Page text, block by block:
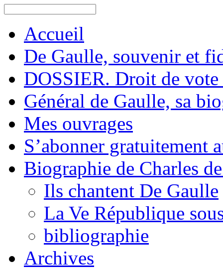
Accueil
De Gaulle, souvenir et
DOSSIER. Droit de vote
Général de Gaulle, sa
Mes ouvrages
S’abonner gratuitement
Biographie de Charles
Ils chantent De Gaulle
La Ve République
bibliographie
Archives